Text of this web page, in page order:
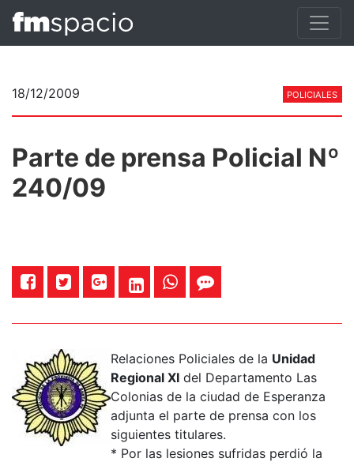
18/12/2009 POLICIALES
Parte de prensa Policial Nº
240/09
Relaciones Policiales de la Unidad
Regional XI del Departamento Las
Colonias de la ciudad de Esperanza
adjunta el parte de prensa con los
siguientes titulares.
* Por las lesiones sufridas perdió la